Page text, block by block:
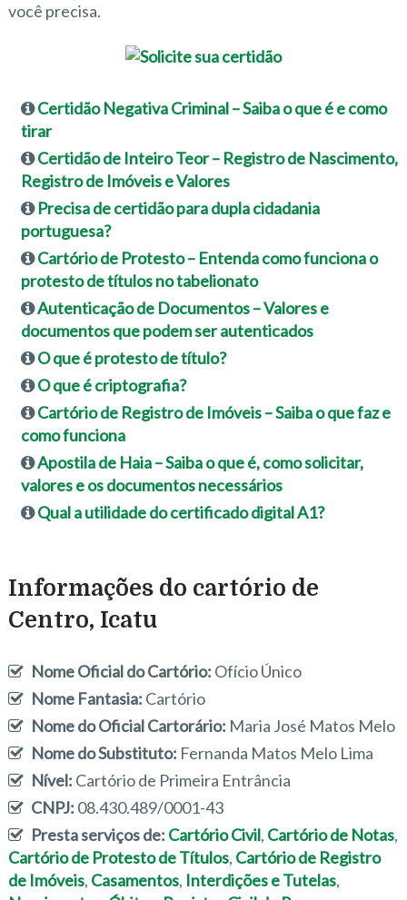
você precisa.
Certidão Negativa Criminal – Saiba o que é e como
tirar
Certidão de Inteiro Teor – Registro de Nascimento,
Registro de Imóveis e Valores
Precisa de certidão para dupla cidadania
portuguesa?
Cartório de Protesto – Entenda como funciona o
protesto de títulos no tabelionato
Autenticação de Documentos – Valores e
documentos que podem ser autenticados
O que é protesto de título?
O que é criptografia?
Cartório de Registro de Imóveis – Saiba o que faz e
como funciona
Apostila de Haia – Saiba o que é, como solicitar,
valores e os documentos necessários
Qual a utilidade do certificado digital A1?
Informações do cartório de
Centro, Icatu
Nome Oficial do Cartório: Ofício Único
Nome Fantasia: Cartório
Nome do Oficial Cartorário: Maria José Matos Melo
Nome do Substituto: Fernanda Matos Melo Lima
Nível: Cartório de Primeira Entrância
CNPJ: 08.430.489/0001-43
Presta serviços de: Cartório Civil, Cartório de Notas,
Cartório de Protesto de Títulos, Cartório de Registro
de Imóveis, Casamentos, Interdições e Tutelas,